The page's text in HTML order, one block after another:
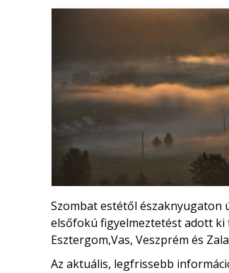
Szombat estétől északnyugaton
elsőfokú figyelmeztetést adott
Esztergom,Vas, Veszprém és
Az aktuális, legfrissebb